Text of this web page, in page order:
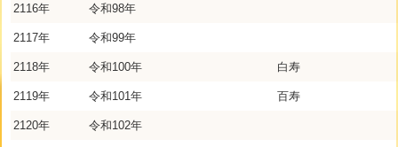
2116年 令和98年
2117年 令和99年
2118年 令和100年 白寿
2119年 令和101年 百寿
2120年 令和102年